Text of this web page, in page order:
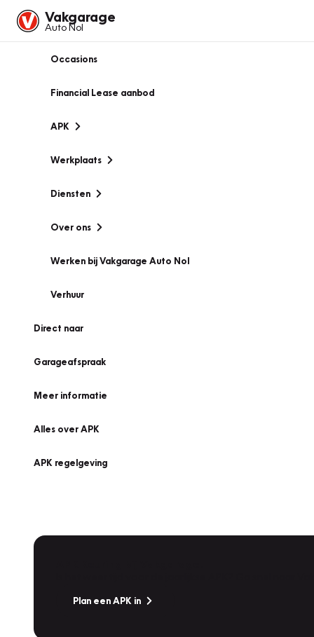
Vakgarage
Auto Nol
Occasions
Financial Lease aanbod
APK
Werkplaats
Diensten
Over ons
Werken bij Vakgarage Auto Nol
Verhuur
Direct naar
Garageafspraak
Meer informatie
Alles over APK
APK regelgeving
Plan een APK in